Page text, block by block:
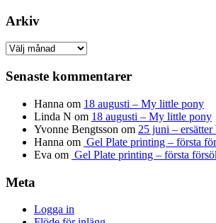
Arkiv
Arkiv
Senaste kommentarer
Hanna om 18 augusti – My little pony
Linda N om 18 augusti – My little pony
Yvonne Bengtsson om 25 juni – ersätter
Hanna om Gel Plate printing – första
Eva om Gel Plate printing – första
Meta
Logga in